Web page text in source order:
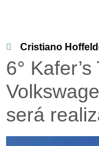
Cristiano
6°
será